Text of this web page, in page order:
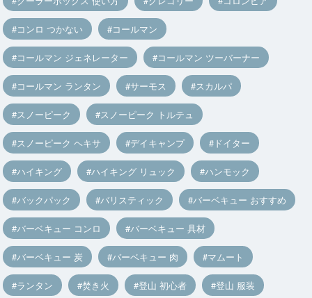
コンロ つかない コールマン
コールマン ジェネレーター コールマン ツーバーナー
コールマン ランタン サーモス スカルパ
スノーピーク スノーピーク トルテュ
スノーピーク ヘキサ デイキャンプ ドイター
ハイキング ハイキング リュック ハンモック
バックパック バリスティック バーベキュー おすすめ
バーベキュー コンロ バーベキュー 具材
バーベキュー 炭 バーベキュー 肉 マムート
ランタン 焚き火 登山 初心者 登山 服装